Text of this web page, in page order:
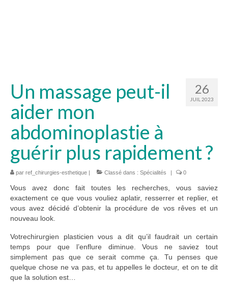
26
JUIL 2023
Un massage peut-il
aider mon
abdominoplastie à
guérir plus rapidement ?
par ref_chirurgies-esthetique | Classé dans : Spécialités | 0
Vous avez donc fait toutes les recherches, vous saviez
exactement ce que vous vouliez aplatir, resserrer et replier, et
vous avez décidé d’obtenir la procédure de vos rêves et un
nouveau look.
Votrechirurgien plasticien vous a dit qu’il faudrait un certain
temps pour que l’enflure diminue. Vous ne saviez tout
simplement pas que ce serait comme ça. Tu penses que
quelque chose ne va pas, et tu appelles le docteur, et on te dit
que la solution est…